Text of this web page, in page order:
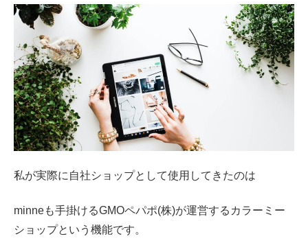
私が実際に自社ショップとして使用してきたのは
minneも手掛けるGMOペパポ(株)が運営するカラーミー
ショップという機能です。